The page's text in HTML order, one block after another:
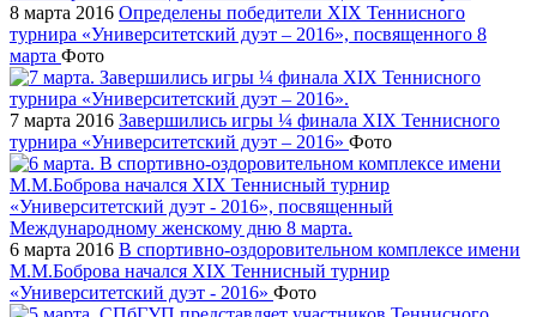
8 марта 2016 Определены победители XIX Теннисного
турнира «Университетский дуэт – 2016», посвященного 8
марта Фото
7 марта 2016 Завершились игры ¼ финала XIX Теннисного
турнира «Университетский дуэт – 2016» Фото
6 марта 2016 В спортивно-оздоровительном комплексе имени
М.М.Боброва начался XIX Теннисный турнир
«Университетский дуэт - 2016» Фото